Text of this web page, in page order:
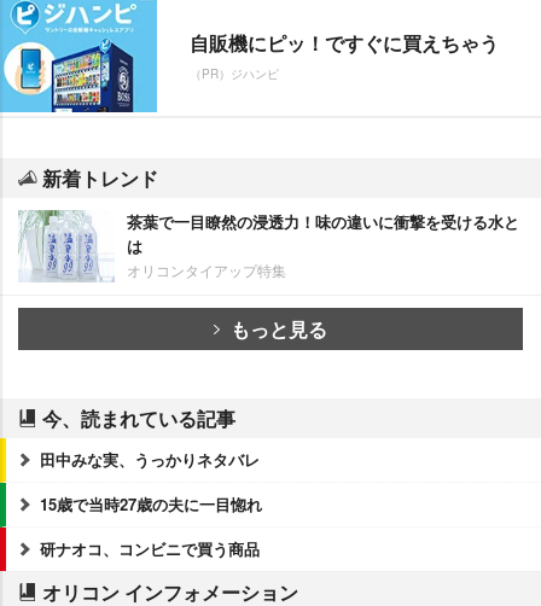
自販機にピッ！ですぐに買えちゃう
（PR）ジハンピ
新着トレンド
茶葉で一目瞭然の浸透力！味の違いに衝撃を受ける水と
は
オリコンタイアップ特集
もっと見る
今、読まれている記事
田中みな実、うっかりネタバレ
15歳で当時27歳の夫に一目惚れ
研ナオコ、コンビニで買う商品
オリコン インフォメーション